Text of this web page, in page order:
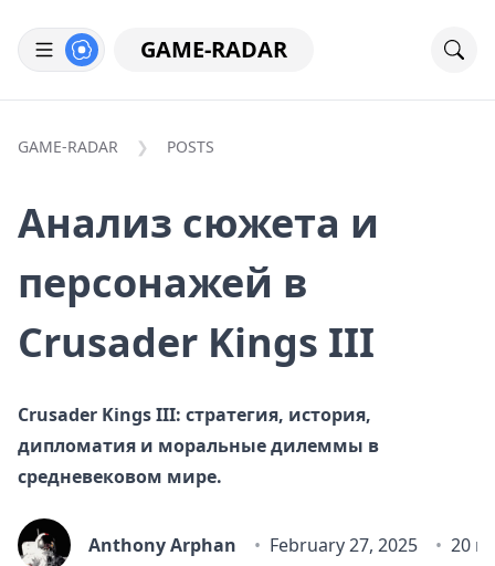
GAME-RADAR
GAME-RADAR POSTS
Анализ сюжета и
персонажей в
Crusader Kings III
Crusader Kings III: стратегия, история,
дипломатия и моральные дилеммы в
средневековом мире.
Anthony Arphan February 27, 2025 20